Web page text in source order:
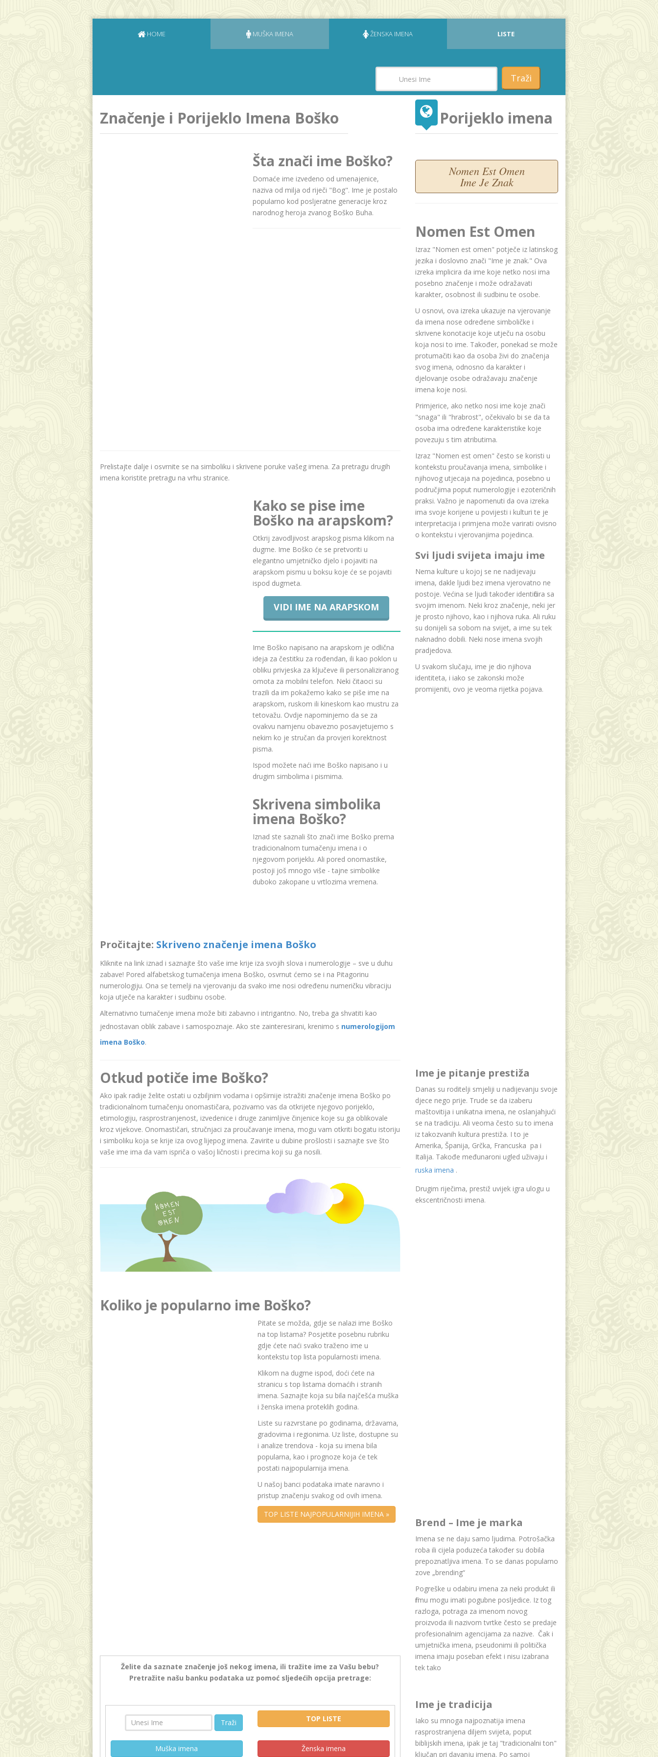
HOME MUŠKA IMENA ŽENSKA IMENA LISTE
Traži
Značenje i Porijeklo Imena Boško
Šta znači ime Boško?
Domaće ime izvedeno od umenajenice,
naziva od milja od riječi "Bog". Ime je postalo
popularno kod posljeratne generacije kroz
narodnog heroja zvanog Boško Buha.
Prelistajte dalje i osvrnite se na simboliku i skrivene poruke vašeg imena. Za pretragu drugih
imena koristite pretragu na vrhu stranice.
Kako se pise ime
Boško na arapskom?
Otkrij zavodljivost arapskog pisma klikom na
dugme. Ime Boško će se pretvoriti u
elegantno umjetničko djelo i pojaviti na
arapskom pismu u boksu koje će se pojaviti
ispod dugmeta.
VIDI IME NA ARAPSKOM
Ime Boško napisano na arapskom je odlična
ideja za čestitku za rođendan, ili kao poklon u
obliku privjeska za ključeve ili personaliziranog
omota za mobilni telefon. Neki čitaoci su
trazili da im pokažemo kako se piše ime na
arapskom, ruskom ili kineskom kao mustru za
tetovažu. Ovdje napominjemo da se za
ovakvu namjenu obavezno posavjetujemo s
nekim ko je stručan da provjeri korektnost
pisma.
Ispod možete naći ime Boško napisano i u
drugim simbolima i pismima.
Skrivena simbolika
imena Boško?
Iznad ste saznali što znači ime Boško prema
tradicionalnom tumačenju imena i o
njegovom porijeklu. Ali pored onomastike,
postoji još mnogo više - tajne simbolike
duboko zakopane u vrtlozima vremena.
Pročitajte: Skriveno značenje imena Boško
Kliknite na link iznad i saznajte što vaše ime krije iza svojih slova i numerologije – sve u duhu
zabave! Pored alfabetskog tumačenja imena Boško, osvrnut ćemo se i na Pitagorinu
numerologiju. Ona se temelji na vjerovanju da svako ime nosi određenu numeričku vibraciju
koja utječe na karakter i sudbinu osobe.
Alternativno tumačenje imena može biti zabavno i intrigantno. No, treba ga shvatiti kao
jednostavan oblik zabave i samospoznaje. Ako ste zainteresirani, krenimo s numerologijom
imena Boško.
Otkud potiče ime Boško?
Ako ipak radije želite ostati u ozbiljnim vodama i opširnije istražiti značenje imena Boško po
tradicionalnom tumačenju onomastičara, pozivamo vas da otkrijete njegovo porijeklo,
etimologiju, rasprostranjenost, izvedenice i druge zanimljive činjenice koje su ga oblikovale
kroz vijekove. Onomastičari, stručnjaci za proučavanje imena, mogu vam otkriti bogatu istoriju
i simboliku koja se krije iza ovog lijepog imena. Zavirite u dubine prošlosti i saznajte sve što
vaše ime ima da vam ispriča o vašoj ličnosti i precima koji su ga nosili.
Koliko je popularno ime Boško?
Pitate se možda, gdje se nalazi ime Boško
na top listama? Posjetite posebnu rubriku
gdje ćete naći svako traženo ime u
kontekstu top lista popularnosti imena.
Klikom na dugme ispod, doći ćete na
stranicu s top listama domaćih i stranih
imena. Saznajte koja su bila najčešća muška
i ženska imena proteklih godina.
Liste su razvrstane po godinama, državama,
gradovima i regionima. Uz liste, dostupne su
i analize trendova - koja su imena bila
popularna, kao i prognoze koja će tek
postati najpopularnija imena.
U našoj banci podataka imate naravno i
pristup značenju svakog od ovih imena.
TOP LISTE NAJPOPULARNIJIH IMENA »
Želite da saznate značenje još nekog imena, ili tražite ime za Vašu bebu?
Pretražite našu banku podataka uz pomoć sljedećih opcija pretrage:
Traži TOP LISTE
Muška imena Ženska imena
Porijeklo imena
Nomen Est Omen
Ime Je Znak
Nomen Est Omen
Izraz "Nomen est omen" potječe iz latinskog
jezika i doslovno znači "Ime je znak." Ova
izreka implicira da ime koje netko nosi ima
posebno značenje i može odražavati
karakter, osobnost ili sudbinu te osobe.
U osnovi, ova izreka ukazuje na vjerovanje
da imena nose određene simboličke i
skrivene konotacije koje utječu na osobu
koja nosi to ime. Također, ponekad se može
protumačiti kao da osoba živi do značenja
svog imena, odnosno da karakter i
djelovanje osobe odražavaju značenje
imena koje nosi.
Primjerice, ako netko nosi ime koje znači
"snaga" ili "hrabrost", očekivalo bi se da ta
osoba ima određene karakteristike koje
povezuju s tim atributima.
Izraz "Nomen est omen" često se koristi u
kontekstu proučavanja imena, simbolike i
njihovog utjecaja na pojedinca, posebno u
područjima poput numerologije i ezoteričnih
praksi. Važno je napomenuti da ova izreka
ima svoje korijene u povijesti i kulturi te je
interpretacija i primjena može varirati ovisno
o kontekstu i vjerovanjima pojedinca.
Svi ljudi svijeta imaju ime
Nema kulture u kojoj se ne nadijevaju
imena, dakle ljudi bez imena vjerovatno ne
postoje. Većina se ljudi također identificira sa
svojim imenom. Neki kroz značenje, neki jer
je prosto njihovo, kao i njihova ruka. Ali ruku
su donijeli sa sobom na svijet, a ime su tek
naknadno dobili. Neki nose imena svojih
pradjedova.
U svakom slučaju, ime je dio njihova
identiteta, i iako se zakonski može
promijeniti, ovo je veoma rijetka pojava.
Ime je pitanje prestiža
Danas su roditelji smjeliji u nadijevanju svoje
djece nego prije. Trude se da izaberu
maštovitija i unikatna imena, ne oslanjahjući
se na tradiciju. Ali veoma često su to imena
iz takozvanih kultura prestiža. I to je
Amerika, Španija, Grčka, Francuska pa i
Italija. Takođe međunaroni ugled uživaju i
ruska imena .
Drugim riječima, prestiž uvijek igra ulogu u
ekscentričnosti imena.
Brend – Ime je marka
Imena se ne daju samo ljudima. Potrošačka
roba ili cijela poduzeća također su dobila
prepoznatljiva imena. To se danas popularno
zove „brending“
Pogreške u odabiru imena za neki produkt ili
firmu mogu imati pogubne posljedice. Iz tog
razloga, potraga za imenom novog
proizvoda ili nazivom tvrtke često se predaje
profesionalnim agencijama za nazive. Čak i
umjetnička imena, pseudonimi ili politička
imena imaju poseban efekt i nisu izabrana
tek tako
Ime je tradicija
Iako su mnoga najpoznatija imena
rasprostranjena diljem svijeta, poput
biblijskih imena, ipak je taj "tradicionalni ton"
ključan pri davanju imena. Po samoj